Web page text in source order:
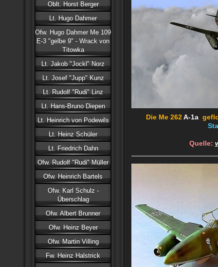
Oblt. Horst Berger
Lt. Hugo Dahmer
Ofw. Hugo Dahmer Me 109
E-3 "gelbe 9" - Wrack von
Titowka
Lt. Jakob "Jockl" Norz
Lt. Josef "Jupp" Kunz
Lt. Rudolf "Rudi" Linz
Lt. Hans-Bruno Diepen
Lt. Heinrich von Podewils
Lt. Heinz Schüler
Lt. Friedrich Dahn
Ofw. Rudolf "Rudi" Müller
Ofw. Heinrich Bartels
Ofw. Karl Schulz -
Überschlag
Ofw. Albert Brunner
Ofw. Heinz Beyer
Ofw. Martin Villing
Fw. Heinz Halstrick
Die Me 262 A-1a
Quelle: